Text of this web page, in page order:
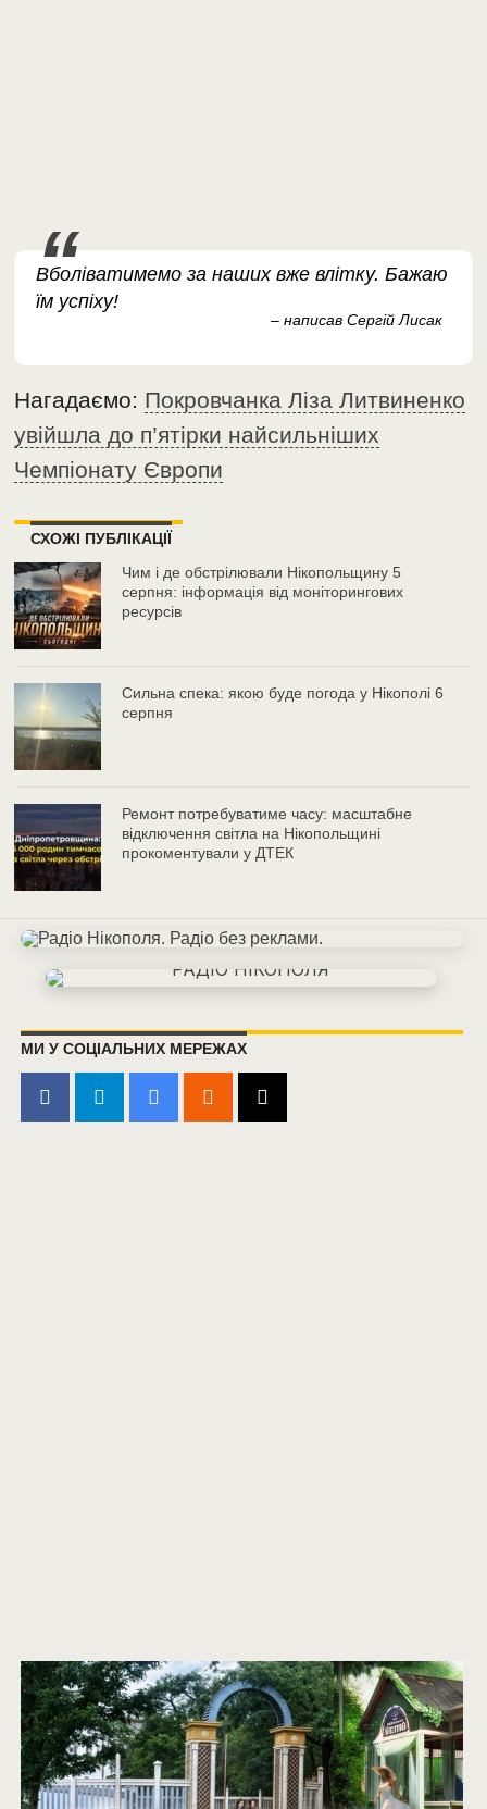
Вболіватимемо за наших вже влітку. Бажаю
їм успіху!
– написав Сергій Лисак
Нагадаємо: Покровчанка Ліза Литвиненко
увійшла до п’ятірки найсильніших
Чемпіонату Європи
СХОЖІ ПУБЛІКАЦІЇ
Чим і де обстрілювали Нікопольщину 5
серпня: інформація від моніторингових
ресурсів
Сильна спека: якою буде погода у Нікополі 6
серпня
Ремонт потребуватиме часу: масштабне
відключення світла на Нікопольщині
прокоментували у ДТЕК
МИ У СОЦІАЛЬНИХ МЕРЕЖАХ